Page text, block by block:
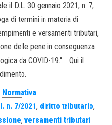
il D.L. 30 gennaio 2021, n. 7,
di termini in materia di
e versamenti tributari,
delle pene in conseguenza
da COVID-19.“. Qui il
Normativa
n. 7/2021, diritto tributario,
, versamenti tributari